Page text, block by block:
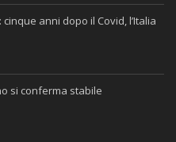
anni dopo il Covid, l’Italia
si conferma stabile